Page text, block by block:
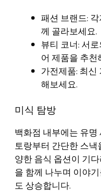
패션 브랜드:
께 골라보세요.
뷰티 코너: 서
어 제품을 추천
가전제품: 최
해보세요.
미식 탐방
백화점 내부에는 유
토랑부터 간단한 스
양한 음식 옵션이 기
을 함께 나누며 이야
도 상승합니다.